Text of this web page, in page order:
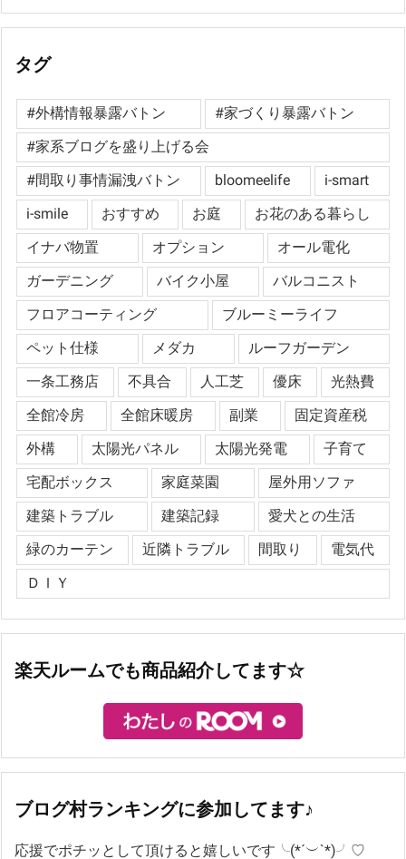
タグ
#外構情報暴露バトン
#家づくり暴露バトン
#家系ブログを盛り上げる会
#間取り事情漏洩バトン
bloomeelife
i-smart
i-smile
おすすめ お庭
お花のある暮らし
イナバ物置
オプション
オール電化
ガーデニング
バイク小屋
バルコニスト
フロアコーティング
ブルーミーライフ
ペット仕様
メダカ
ルーフガーデン
一条工務店
不具合 人工芝 優床
光熱費
全館冷房
全館床暖房 副業
固定資産税
外構
太陽光パネル 太陽光発電
子育て
宅配ボックス
家庭菜園
屋外用ソファ
建築トラブル
建築記録
愛犬との生活
緑のカーテン
近隣トラブル 間取り
電気代
ＤＩＹ
楽天ルームでも商品紹介してます☆
ブログ村ランキングに参加してます♪
応援でポチッとして頂けると嬉しいです╰(*´︶`*)╯♡